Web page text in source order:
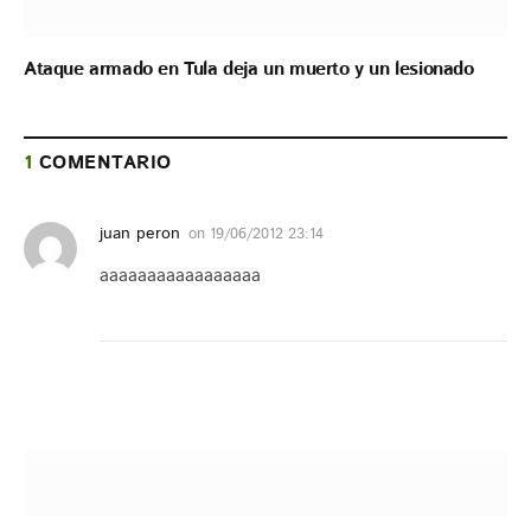
Ataque armado en Tula deja un muerto y un lesionado
1 COMENTARIO
juan peron on 19/06/2012 23:14
aaaaaaaaaaaaaaaaa